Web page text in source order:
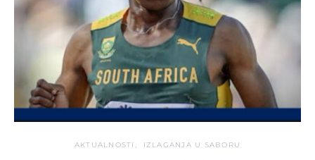
AKTUALNOSTI IZLAGANJA U SABORU